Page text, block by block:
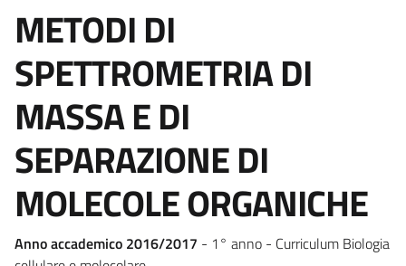
METODI DI
SPETTROMETRIA DI
MASSA E DI
SEPARAZIONE DI
MOLECOLE ORGANICHE
Anno accademico 2016/2017 - 1° anno - Curriculum Biologia